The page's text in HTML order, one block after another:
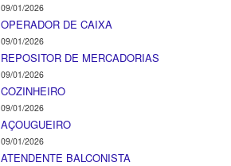
09/01/2026
OPERADOR DE CAIXA
09/01/2026
REPOSITOR DE MERCADORIAS
09/01/2026
COZINHEIRO
09/01/2026
AÇOUGUEIRO
09/01/2026
ATENDENTE BALCONISTA